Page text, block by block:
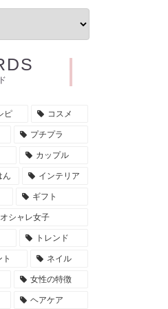
ピ コスメ
プチプラ
カップル
ん インテリア
ギフト
オシャレ女子
トレンド
ネイル
女性の特徴
ヘアケア